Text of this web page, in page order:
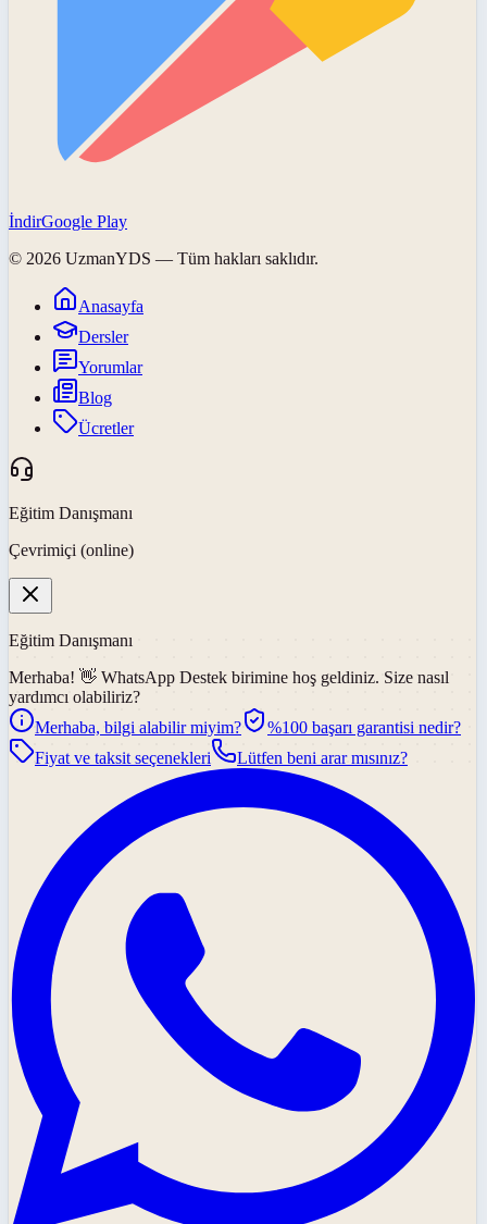
İndirGoogle Play
© 2026 UzmanYDS — Tüm hakları saklıdır.
Anasayfa
Dersler
Yorumlar
Blog
Ücretler
Eğitim Danışmanı
Çevrimiçi (online)
Eğitim Danışmanı
Merhaba! 👋 WhatsApp Destek birimine hoş geldiniz. Size nasıl
yardımcı olabiliriz?
Merhaba, bilgi alabilir miyim?
%100 başarı garantisi nedir?
Fiyat ve taksit seçenekleri
Lütfen beni arar mısınız?